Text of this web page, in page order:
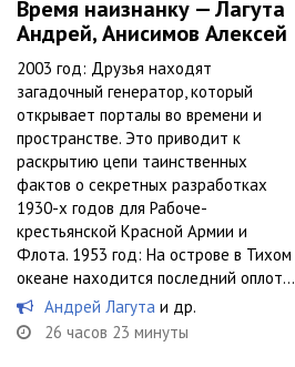
Время наизнанку — Лагута
Андрей, Анисимов Алексей
2003 год: Друзья находят
загадочный генератор, который
открывает порталы во времени и
пространстве. Это приводит к
раскрытию цепи таинственных
фактов о секретных разработках
1930-х годов для Рабоче-
крестьянской Красной Армии и
Флота. 1953 год: На острове в Тихом
океане находится последний оплот...
Андрей Лагута и др.
26 часов 23 минуты